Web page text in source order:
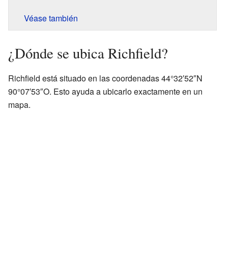
Véase también
¿Dónde se ubica Richfield?
Richfield está situado en las coordenadas 44°32′52″N
90°07′53″O. Esto ayuda a ubicarlo exactamente en un
mapa.